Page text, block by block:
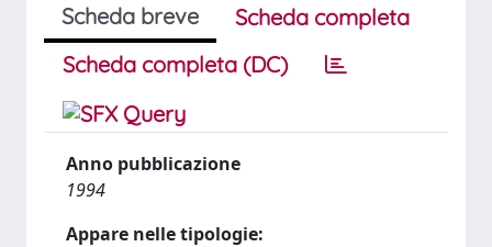
Scheda breve
Scheda completa
Scheda completa (DC)
Anno pubblicazione
1994
Appare nelle tipologie: